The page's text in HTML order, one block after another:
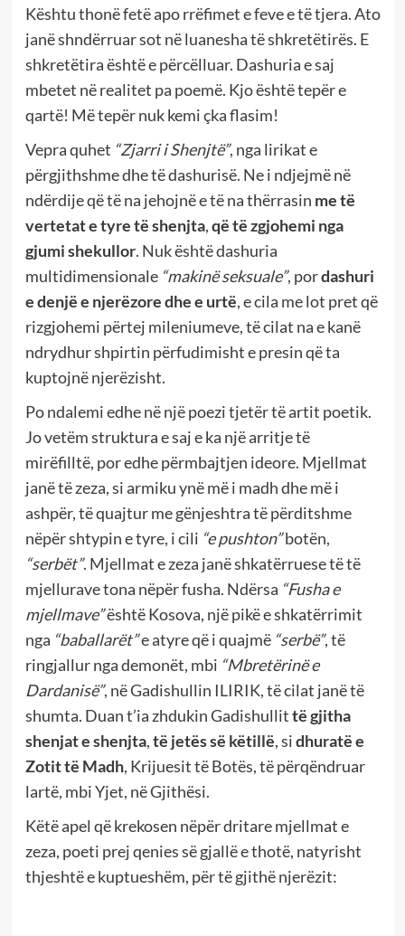
Kështu thonë fetë apo rrëfimet e feve e të tjera. Ato
janë shndërruar sot në luanesha të shkretëtirës. E
shkretëtira është e përcëlluar. Dashuria e saj
mbetet në realitet pa poemë. Kjo është tepër e
qartë! Më tepër nuk kemi çka flasim!
Vepra quhet “Zjarri i Shenjtë”, nga lirikat e
përgjithshme dhe të dashurisë. Ne i ndjejmë në
ndërdije që të na jehojnë e të na thërrasin me të
vertetat e tyre të shenjta,që të zgjohemi nga
gjumi shekullor. Nuk është dashuria
multidimensionale “makinë seksuale”, pordashuri
e denjë e njerëzore dhe e urtë, e cila me lot pret që
rizgjohemi përtej mileniumeve, të cilat na e kanë
ndrydhur shpirtin përfudimisht e presin që ta
kuptojnë njerëzisht.
Po ndalemi edhe në një poezi tjetër të artit poetik.
Jo vetëm struktura e saj e ka një arritje të
mirëfilltë, por edhe përmbajtjen ideore. Mjellmat
janë të zeza, si armiku ynë më i madh dhe më i
ashpër, të quajtur me gënjeshtra të përditshme
nëpër shtypin e tyre, i cili “e pushton”botën,
“serbët”. Mjellmat e zeza janë shkatërruese të të
mjellurave tona nëpër fusha. Ndërsa “Fusha e
mjellmave”është Kosova, një pikë e shkatërrimit
nga “baballarët”e atyre që i quajmë “serbë”, të
ringjallur nga demonët, mbi “Mbretërinë e
Dardanisë”, në Gadishullin ILIRIK, të cilat janë të
shumta. Duan t’ia zhdukin Gadishullittë gjitha
shenjat e shenjta,të jetës së këtillë, sidhuratë e
Zotit të Madh, Krijuesit të Botës, të përqëndruar
lartë, mbi Yjet, në Gjithësi.
Këtë apel që krekosen nëpër dritare mjellmat e
zeza, poeti prej qenies së gjallë e thotë, natyrisht
thjeshtë e kuptueshëm, për të gjithë njerëzit: